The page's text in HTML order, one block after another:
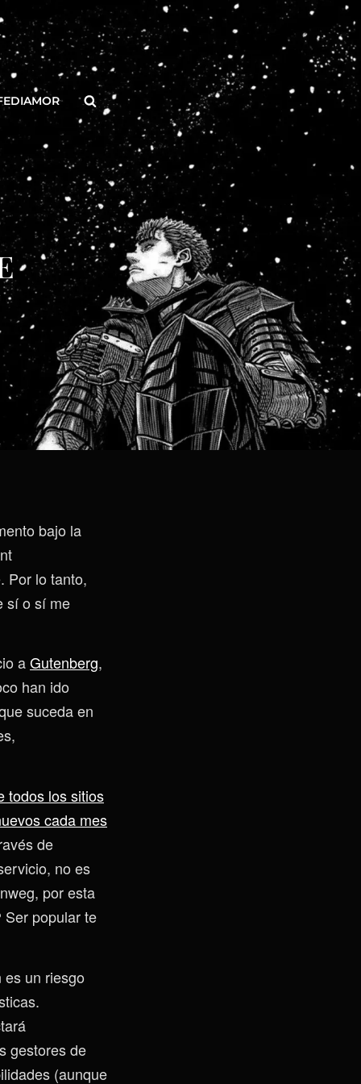
Buscar
bajo la
Por lo tanto,
sí o sí me
aGutenberg,
han ido
suceda en
todos los sitios
cada mes
de
no es
por esta
Ser popular te
un riesgo
gestores de
(aunque